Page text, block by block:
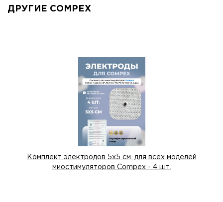
ДРУГИЕ COMPEX
Комплект электродов 5х5 см. для всех моделей
миостимуляторов Compex - 4 шт.